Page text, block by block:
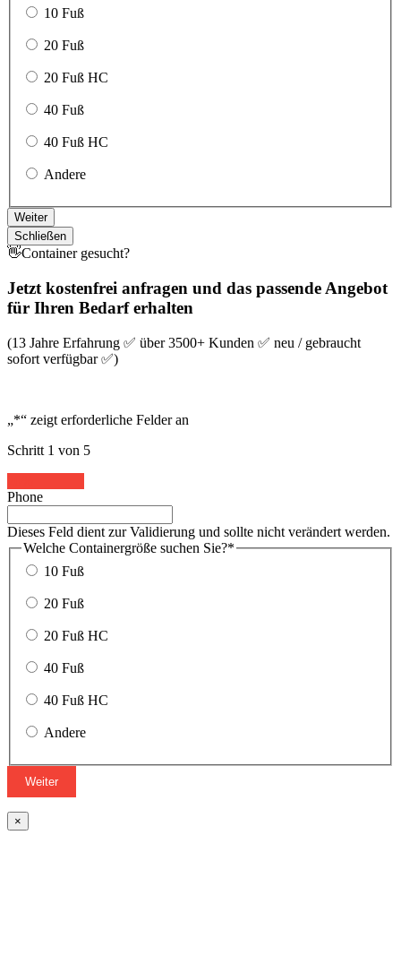
10 Fuß
20 Fuß
20 Fuß HC
40 Fuß
40 Fuß HC
Andere
Weiter
Schließen
👋Container gesucht?
Jetzt kostenfrei anfragen und das passende Angebot
für Ihren Bedarf erhalten
(13 Jahre Erfahrung ✅ über 3500+ Kunden ✅ neu / gebraucht
sofort verfügbar ✅)
„*“ zeigt erforderliche Felder an
Schritt 1 von 5
Phone
Dieses Feld dient zur Validierung und sollte nicht verändert werden.
Welche Containergröße suchen Sie?*
10 Fuß
20 Fuß
20 Fuß HC
40 Fuß
40 Fuß HC
Andere
Weiter
×